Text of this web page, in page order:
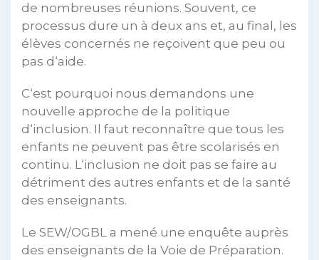
de nombreuses réunions. Souvent, ce
processus dure un à deux ans et, au final, les
élèves concernés ne reçoivent que peu ou
pas d‘aide.
C‘est pourquoi nous demandons une
nouvelle approche de la politique
d‘inclusion. Il faut reconnaître que tous les
enfants ne peuvent pas être scolarisés en
continu. L‘inclusion ne doit pas se faire au
détriment des autres enfants et de la santé
des enseignants.
Le SEW/OGBL a mené une enquête auprès
des enseignants de la Voie de Préparation.